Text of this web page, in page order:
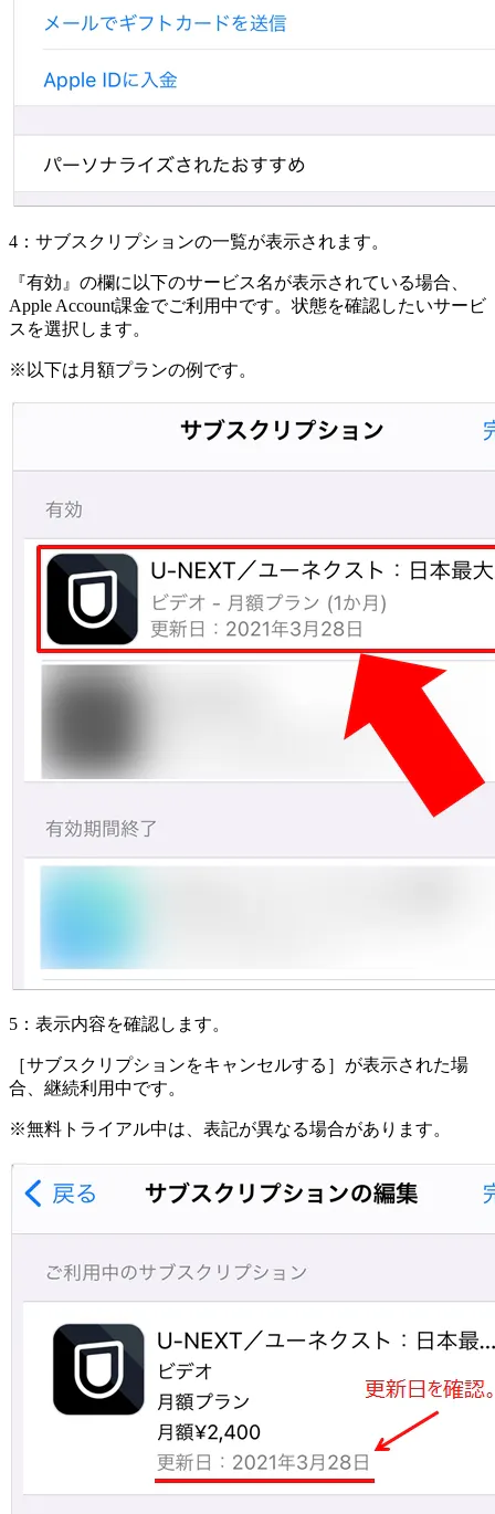
4：サブスクリプションの一覧が表示されます。
『有効』の欄に以下のサービス名が表示されている場合、
Apple Account課金でご利用中です。状態を確認したいサービ
スを選択します。
※以下は月額プランの例です。
5：表示内容を確認します。
［サブスクリプションをキャンセルする］が表示された場
合、継続利用中です。
※無料トライアル中は、表記が異なる場合があります。